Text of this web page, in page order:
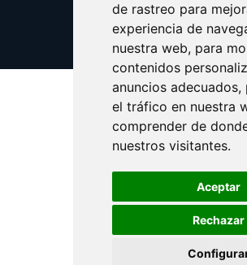
de rastreo para
experiencia de
nuestra web, para
contenidos
anuncios adecuados,
el tráfico en nuestra
comprender de
nuestros visitantes.
Aceptar
Rechazar
Update cookies
Copyright © 2025